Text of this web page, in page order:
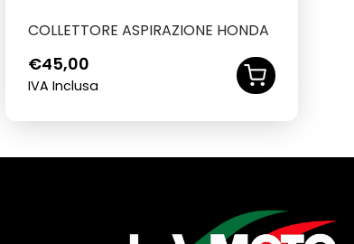
COLLETTORE ASPIRAZIONE HONDA
€45,00
IVA Inclusa